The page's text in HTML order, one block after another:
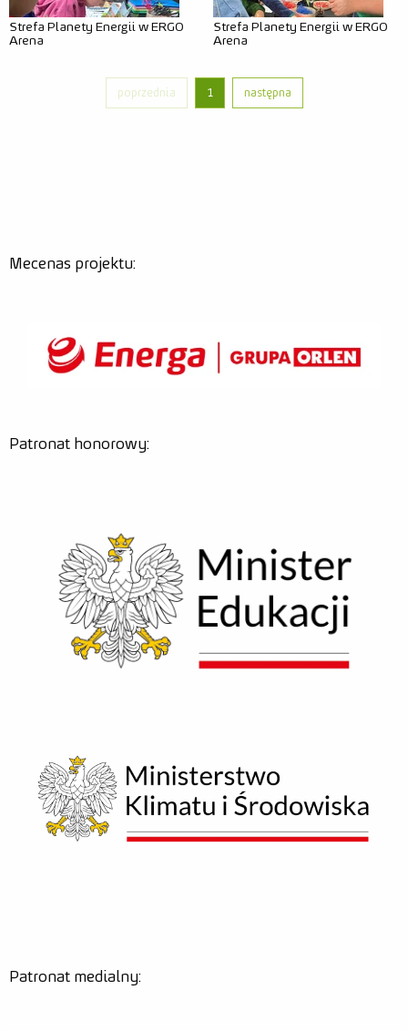
Strefa Planety Energii w ERGO
Arena
Strefa Planety Energii w ERGO
Arena
poprzednia 1 następna
Mecenas projektu:
Patronat honorowy:
Patronat medialny: